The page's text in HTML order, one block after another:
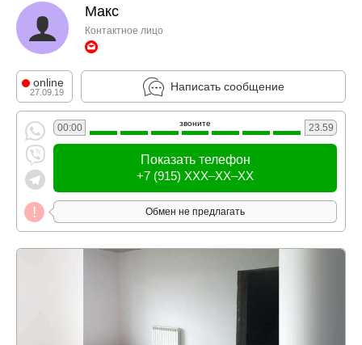
Макс
Контактное лицо
online
27.09.19 Написать сообщение
00:00 звоните 23.59
Показать телефон
+7 (915) XXX–XX–XX
Обмен не предлагать